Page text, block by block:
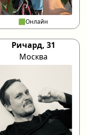
🟩Онлайн
Ричард, 31
Москва